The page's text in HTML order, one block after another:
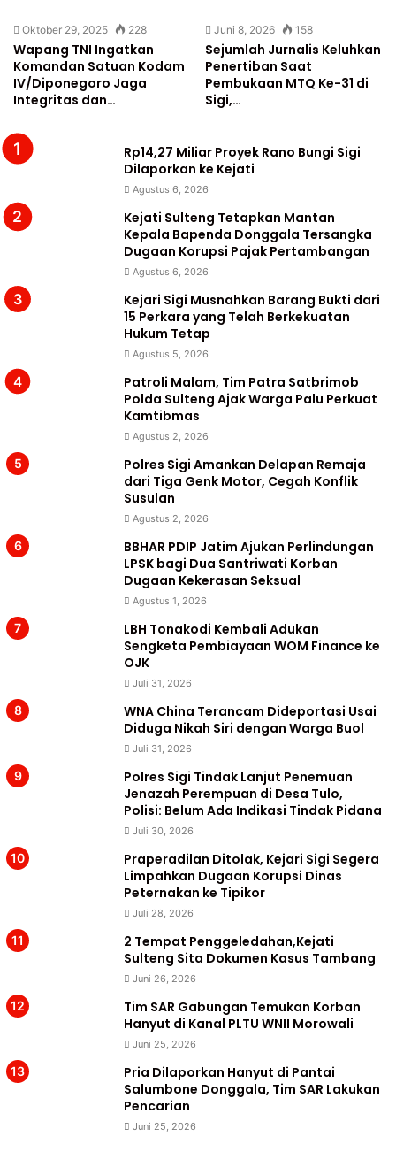
Oktober 29, 2025 228
Wapang TNI Ingatkan
Komandan Satuan Kodam
IV/Diponegoro Jaga
Integritas dan…
Juni 8, 2026 158
Sejumlah Jurnalis Keluhkan
Penertiban Saat
Pembukaan MTQ Ke-31 di
Sigi,…
Rp14,27 Miliar Proyek Rano Bungi Sigi
Dilaporkan ke Kejati
Agustus 6, 2026
Kejati Sulteng Tetapkan Mantan
Kepala Bapenda Donggala Tersangka
Dugaan Korupsi Pajak Pertambangan
Agustus 6, 2026
Kejari Sigi Musnahkan Barang Bukti dari
15 Perkara yang Telah Berkekuatan
Hukum Tetap
Agustus 5, 2026
Patroli Malam, Tim Patra Satbrimob
Polda Sulteng Ajak Warga Palu Perkuat
Kamtibmas
Agustus 2, 2026
Polres Sigi Amankan Delapan Remaja
dari Tiga Genk Motor, Cegah Konflik
Susulan
Agustus 2, 2026
BBHAR PDIP Jatim Ajukan Perlindungan
LPSK bagi Dua Santriwati Korban
Dugaan Kekerasan Seksual
Agustus 1, 2026
LBH Tonakodi Kembali Adukan
Sengketa Pembiayaan WOM Finance ke
OJK
Juli 31, 2026
WNA China Terancam Dideportasi Usai
Diduga Nikah Siri dengan Warga Buol
Juli 31, 2026
Polres Sigi Tindak Lanjut Penemuan
Jenazah Perempuan di Desa Tulo,
Polisi: Belum Ada Indikasi Tindak Pidana
Juli 30, 2026
Praperadilan Ditolak, Kejari Sigi Segera
Limpahkan Dugaan Korupsi Dinas
Peternakan ke Tipikor
Juli 28, 2026
2 Tempat Penggeledahan,Kejati
Sulteng Sita Dokumen Kasus Tambang
Juni 26, 2026
Tim SAR Gabungan Temukan Korban
Hanyut di Kanal PLTU WNII Morowali
Juni 25, 2026
Pria Dilaporkan Hanyut di Pantai
Salumbone Donggala, Tim SAR Lakukan
Pencarian
Juni 25, 2026